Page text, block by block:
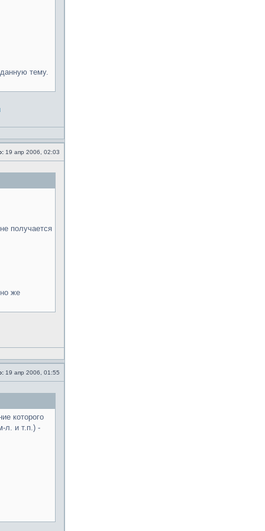
тему.
19 апр 2006, 02:03
получается
же
19 апр 2006, 01:55
которого
л. и т.п.) -